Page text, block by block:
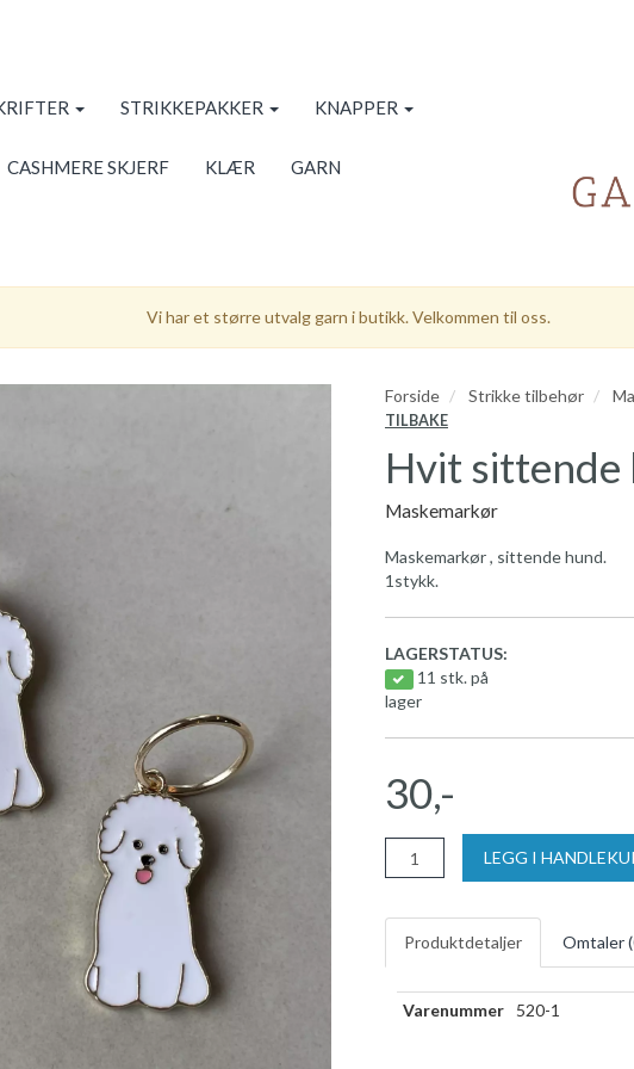
STRIKKEPAKKER KNAPPER
CASHMERE SKJERF KLÆR GARN
Vi har et større utvalg garn i butikk. Velkommen til oss.
Forside Strikke tilbehør
TILBAKE
Hvit sittende
Maskemarkør
Maskemarkør , sittende hund.
1stykk.
LAGERSTATUS:
11 stk. på
lager
30,-
LEGG I
Produktdetaljer Omtaler (
Varenummer 520-1